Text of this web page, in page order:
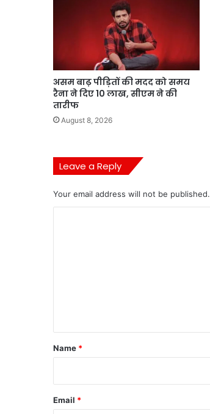
असम बाढ़ पीड़ितों की मदद को समय
रैना ने दिए 10 लाख, सीएम ने की
तारीफ
August 8, 2026
Leave a Reply
Your email address will not be published.
*
Name *
Email *